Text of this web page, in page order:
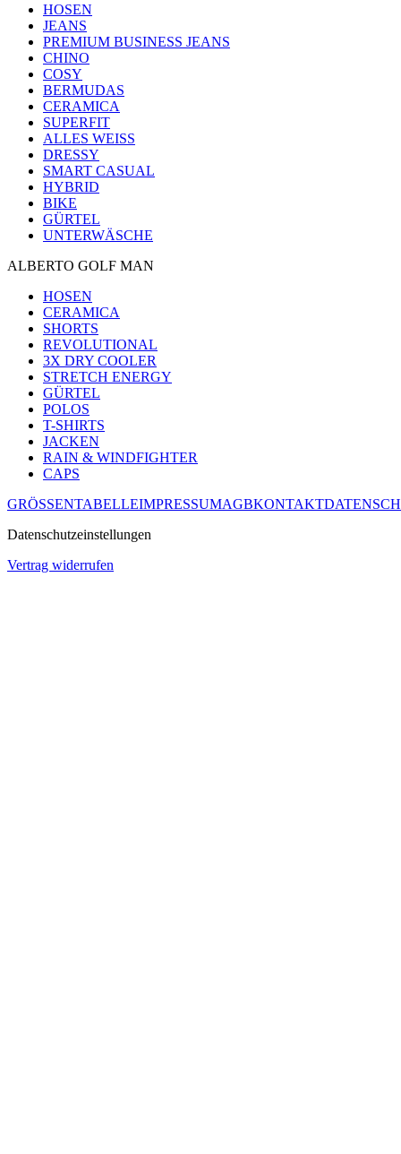
HOSEN
JEANS
PREMIUM BUSINESS JEANS
CHINO
COSY
BERMUDAS
CERAMICA
SUPERFIT
ALLES WEISS
DRESSY
SMART CASUAL
HYBRID
BIKE
GÜRTEL
UNTERWÄSCHE
ALBERTO GOLF MAN
HOSEN
CERAMICA
SHORTS
REVOLUTIONAL
3X DRY COOLER
STRETCH ENERGY
GÜRTEL
POLOS
T-SHIRTS
JACKEN
RAIN & WINDFIGHTER
CAPS
GRÖSSENTABELLEIMPRESSUMAGBKONTAKT
Datenschutzeinstellungen
Vertrag widerrufen